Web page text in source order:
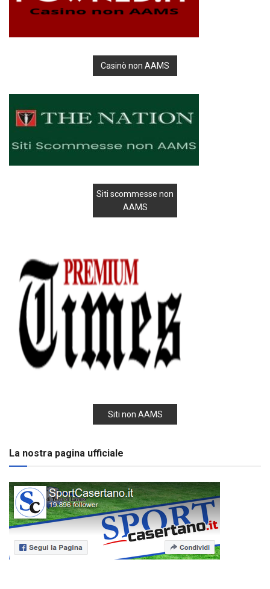
Casinò non AAMS
Siti scommesse non
AAMS
Siti non AAMS
La nostra pagina ufficiale